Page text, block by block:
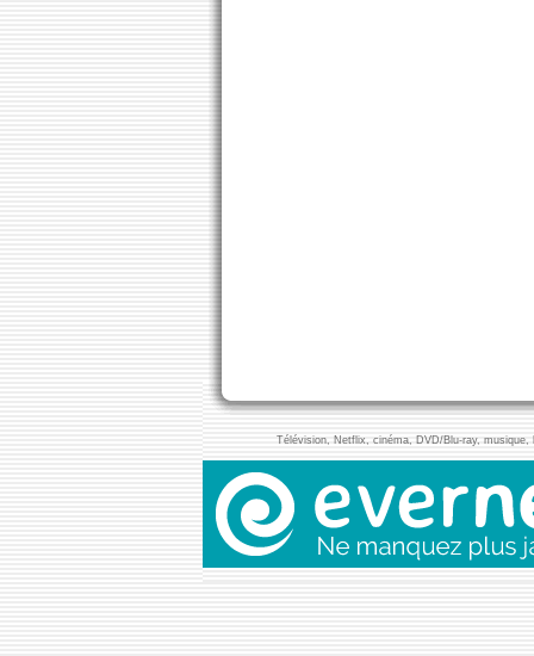
Télévision, Netflix, cinéma, DVD/Blu-ray,